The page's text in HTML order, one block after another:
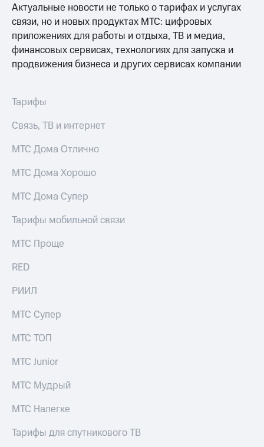
Личный
кабинет
акционера
Акционерный
капитал
Контроль
Описание
Программа
приобретения
Порядок
выкупа
акций
Дивиденды
облигаций
Описание
облигаций
Другое
Реквизиты
Контакты
развитие
этика
На главную
Актуальные новости не только о тарифах и услугах
связи, но и новых продуктах МТС: цифровых
приложениях для работы и отдыха, ТВ и медиа,
финансовых сервисах, технологиях для запуска и
продвижения бизнеса и других сервисах компании
Тарифы
Связь, ТВ и интернет
МТС Дома Отлично
МТС Дома Хорошо
МТС Дома Супер
Тарифы мобильной связи
МТС Проще
RED
РИИЛ
МТС Супер
МТС ТОП
МТС Junior
МТС Мудрый
МТС Налегке
Тарифы для спутникового ТВ